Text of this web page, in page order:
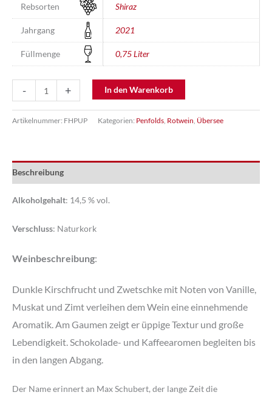
Rebsorten Shiraz
Jahrgang 2021
Füllmenge 0,75 Liter
-
´s
Shiraz
Menge
+ In den Warenkorb
Artikelnummer: FHPUP Kategorien: Penfolds Rotwein Übersee
Beschreibung
Alkoholgehalt: 14,5 % vol.
Verschluss: Naturkork
Weinbeschreibung:
Dunkle Kirschfrucht und Zwetschke mit Noten von Vanille,
Muskat und Zimt verleihen dem Wein eine einnehmende
Aromatik. Am Gaumen zeigt er üppige Textur und große
Lebendigkeit. Schokolade- und Kaffeearomen begleiten bis
in den langen Abgang.
Der Name erinnert an Max Schubert, der lange Zeit die